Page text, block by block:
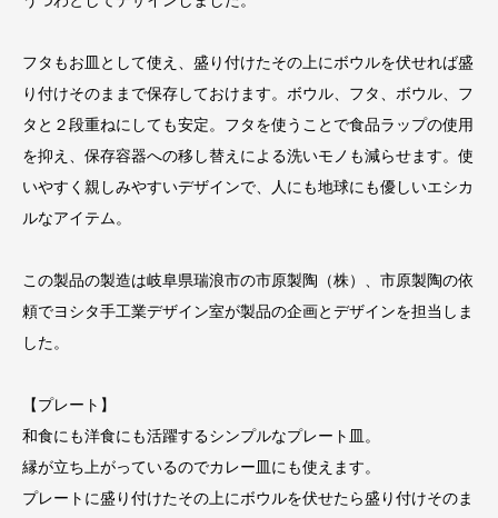
フタもお皿として使え、盛り付けたその上にボウルを伏せれば盛
り付けそのままで保存しておけます。ボウル、フタ、ボウル、フ
タと２段重ねにしても安定。フタを使うことで食品ラップの使用
を抑え、保存容器への移し替えによる洗いモノも減らせます。使
いやすく親しみやすいデザインで、人にも地球にも優しいエシカ
ルなアイテム。
この製品の製造は岐阜県瑞浪市の市原製陶（株）、市原製陶の依
頼でヨシタ手工業デザイン室が製品の企画とデザインを担当しま
した。
【プレート】
和食にも洋食にも活躍するシンプルなプレート皿。
縁が立ち上がっているのでカレー皿にも使えます。
プレートに盛り付けたその上にボウルを伏せたら盛り付けそのま